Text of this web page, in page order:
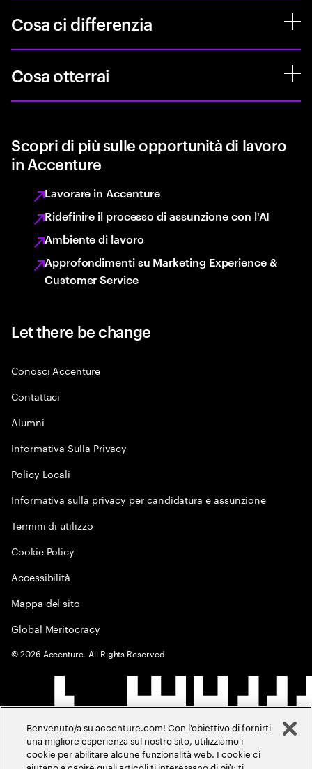
Cosa ci differenzia
Cosa otterrai
Scopri di più sulle opportunità di lavoro
in Accenture
Lavorare in Accenture
Ridefinire il processo di assunzione con l'AI
Ambiente di lavoro
Approfondimenti su Marketing Experience &
Customer Service
Let there be change
Conosci Accenture
Contattaci
Alumni
Informativa Sulla Privacy
Policy Locali
Informativa sulla privacy per candidatura e assunzione
Termini di utilizzo
Cookie Policy
Accessibilità
Mappa del sito
Global Meritocracy
©2026 Accenture. All Rights Reserved.
Benvenuto/a su accenture.com! Con l'obiettivo di fornirti
una migliore esperienza sul nostro sito, utilizziamo i
cookie per abilitare alcune funzionalità web. I cookie ci
aiutano a capire quali articoli ti interessano di più; ti